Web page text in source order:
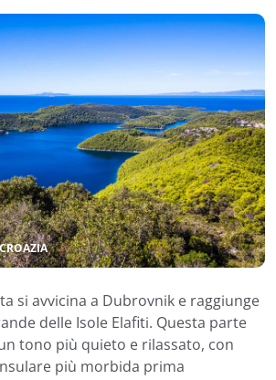
si avvicina a Dubrovnik e raggiunge
delle Isole Elafiti. Questa parte
tono più quieto e rilassato, con
più morbida prima